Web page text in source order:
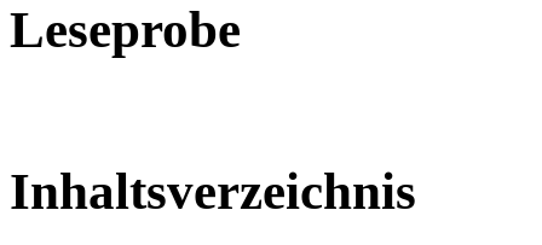
Leseprobe
Inhaltsverzeichnis